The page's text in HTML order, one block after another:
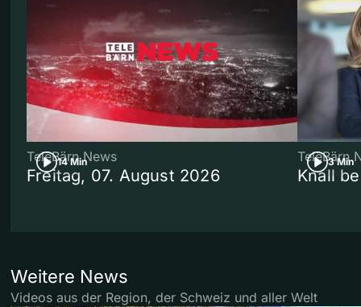
14 Min
TeleBärn News
Freitag, 07. August 2026
3 Min
TeleBärn
Knall
Weitere News
Videos aus der Region, der Schweiz und aller Welt